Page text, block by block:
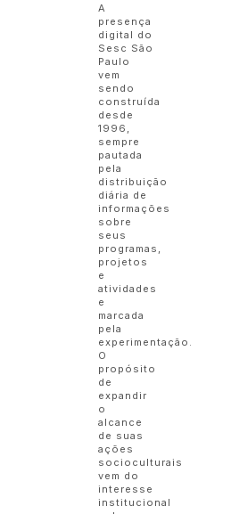
A
presença
digital do
Sesc São
Paulo
vem
sendo
construída
desde
1996,
sempre
pautada
pela
distribuição
diária de
informações
sobre
seus
programas,
projetos
e
atividades
e
marcada
pela
experimentação.
O
propósito
de
expandir
o
alcance
de suas
ações
socioculturais
vem do
interesse
institucional